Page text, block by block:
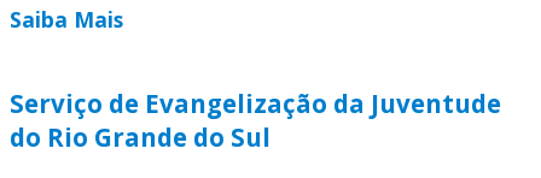
Saiba Mais
Serviço de Evangelização da Juventude
do Rio Grande do Sul